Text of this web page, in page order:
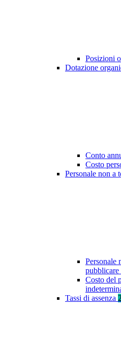
Posizioni
Dotazione
Conto
Costo
Personale non a
Personale
Costo del
Tassi di assenza 2